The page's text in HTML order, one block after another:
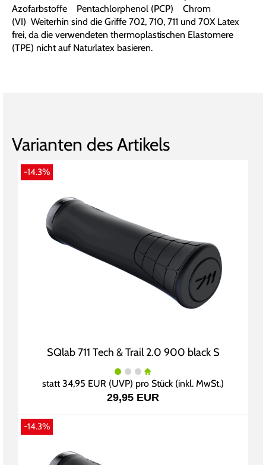
Azofarbstoffe Pentachlorphenol (PCP) Chrom
(VI) Weiterhin sind die Griffe 702, 710, 711 und 70X Latex
frei, da die verwendeten thermoplastischen Elastomere
(TPE) nicht auf Naturlatex basieren.
Varianten des Artikels
-14.3%
SQlab 711 Tech & Trail 2.0 900 black S
statt34,95 EUR (UVP) pro Stück (inkl. MwSt.)
29,95 EUR
-14.3%